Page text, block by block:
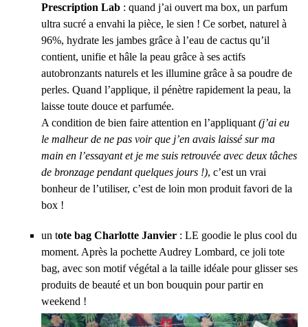
Prescription Lab : quand j’ai ouvert ma box, un parfum
ultra sucré a envahi la pièce, le sien ! Ce sorbet, naturel à
96%, hydrate les jambes grâce à l’eau de cactus qu’il
contient, unifie et hâle la peau grâce à ses actifs
autobronzants naturels et les illumine grâce à sa poudre de
perles. Quand l’applique, il pénètre rapidement la peau, la
laisse toute douce et parfumée.
A condition de bien faire attention en l’appliquant (j’ai eu
le malheur de ne pas voir que j’en avais laissé sur ma
main en l’essayant et je me suis retrouvée avec deux tâches
de bronzage pendant quelques jours !), c’est un vrai
bonheur de l’utiliser, c’est de loin mon produit favori de la
box !
un tote bag Charlotte Janvier : LE goodie le plus cool du
moment. Après la pochette Audrey Lombard, ce joli tote
bag, avec son motif végétal a la taille idéale pour glisser ses
produits de beauté et un bon bouquin pour partir en
weekend !